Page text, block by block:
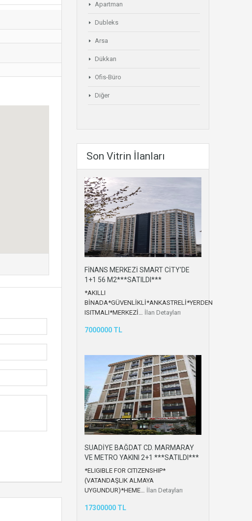
Apartman
Dubleks
Arsa
Dükkan
Ofis-Büro
Diğer
Son Vitrin İlanları
FİNANS MERKEZİ SMART CİTY'DE
1+1 56 M2***SATILDI***
*AKILLI
BİNADA*GÜVENLİKLİ*ANKASTRELİ*YERDEN
ISITMALI*MERKEZİ… İlan Detayları
7000000 TL
SUADİYE BAĞDAT CD. MARMARAY
VE METRO YAKINI 2+1 ***SATILDI***
*ELIGIBLE FOR CITIZENSHIP*
(VATANDAŞLIK ALMAYA
UYGUNDUR)*HEME… İlan Detayları
17300000 TL